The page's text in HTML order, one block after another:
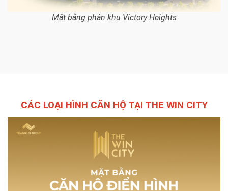
Mặt bằng phân khu Victory Heights
CÁC LOẠI HÌNH CĂN HỘ TẠI THE WIN CITY